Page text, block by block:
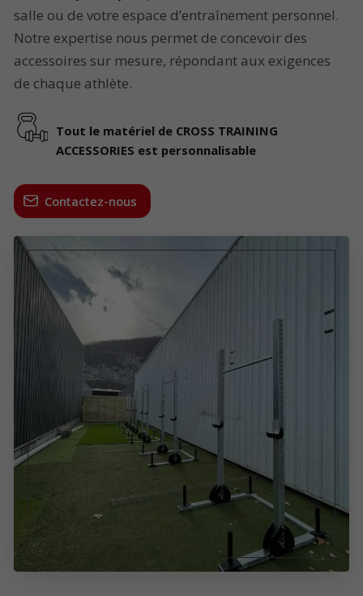
salle ou de votre espace d’entraînement personnel.
Notre expertise nous permet de concevoir des
accessoires sur mesure, répondant aux exigences
de chaque athlète.
Tout le matériel de CROSS TRAINING
ACCESSORIES est personnalisable
Contactez-nous